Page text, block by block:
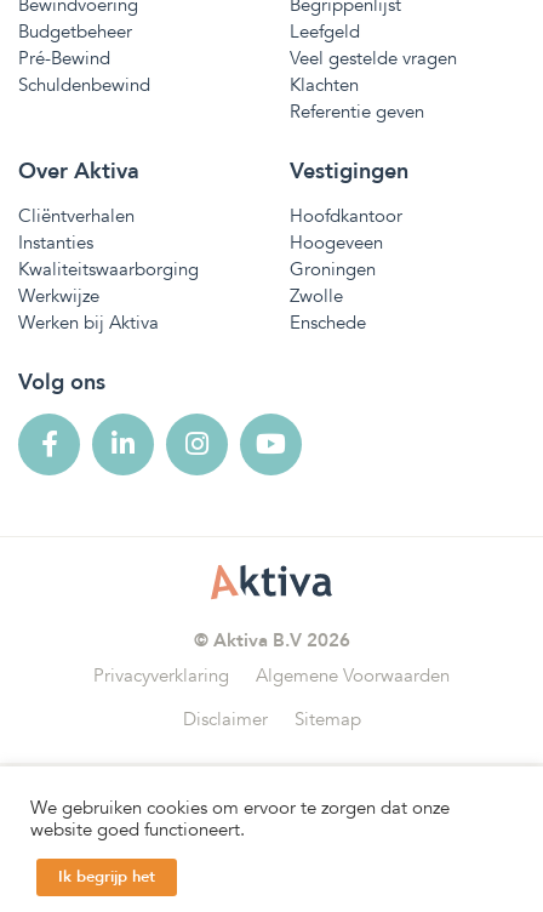
Budgetbeheer
Pré-Bewind
Schuldenbewind
Leefgeld
Veel gestelde vragen
Klachten
Referentie geven
Over Aktiva
Cliëntverhalen
Instanties
Kwaliteitswaarborging
Werkwijze
Werken bij Aktiva
Vestigingen
Hoofdkantoor
Hoogeveen
Groningen
Zwolle
Enschede
Volg ons
© Aktiva B.V 2026
Privacyverklaring
Algemene Voorwaarden
Disclaimer
Sitemap
Wij zijn aangesloten bij
We gebruiken cookies om ervoor te zorgen dat onze
website goed functioneert.
Ik begrijp het